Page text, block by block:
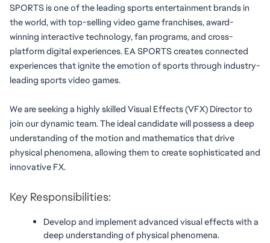
SPORTS is one of the leading sports entertainment brands in
the world, with top-selling video game franchises, award-
winning interactive technology, fan programs, and cross-
platform digital experiences. EA SPORTS creates connected
experiences that ignite the emotion of sports through industry-
leading sports video games.
We are seeking a highly skilled Visual Effects (VFX) Director to
join our dynamic team. The ideal candidate will possess a deep
understanding of the motion and mathematics that drive
physical phenomena, allowing them to create sophisticated and
innovative FX.
Key Responsibilities:
Develop and implement advanced visual effects with a
deep understanding of physical phenomena.